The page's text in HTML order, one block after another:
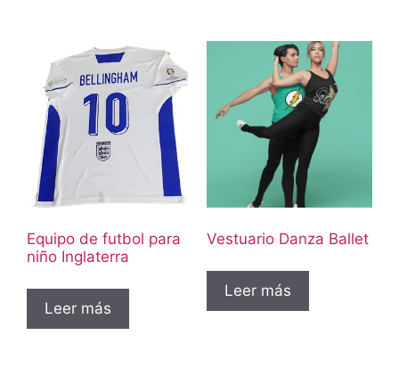
Equipo de futbol para
niño Inglaterra
Leer más
Vestuario Danza Ballet
Leer más